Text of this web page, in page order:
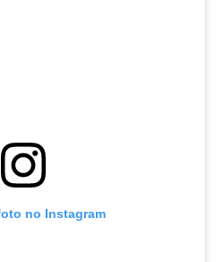
no Instagram